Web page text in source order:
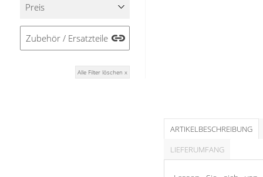
Preis
Zubehör / Ersatzteile
Alle Filter löschen x
ARTIKELBESCHREIBUNG
LIEFERUMFANG